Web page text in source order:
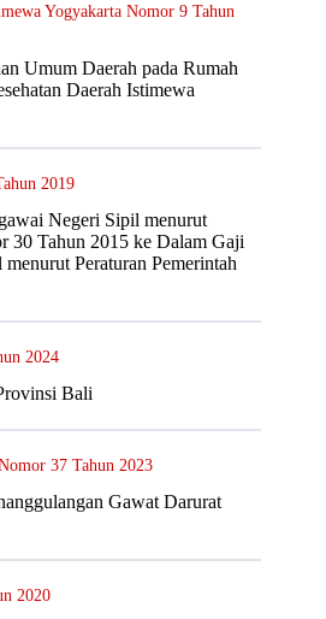
Yogyakarta Nomor 9 Tahun
Umum Daerah pada Rumah
Daerah Istimewa
2019
Negeri Sipil menurut
30 Tahun 2015 ke Dalam Gaji
Peraturan Pemerintah
2024
Bali
37 Tahun 2023
Gawat Darurat
2020